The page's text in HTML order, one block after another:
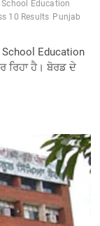
School Education
10 Results Punjab
Education
ਰਿਹਾ ਹੈ। ਬੋਰਡ ਦੇ